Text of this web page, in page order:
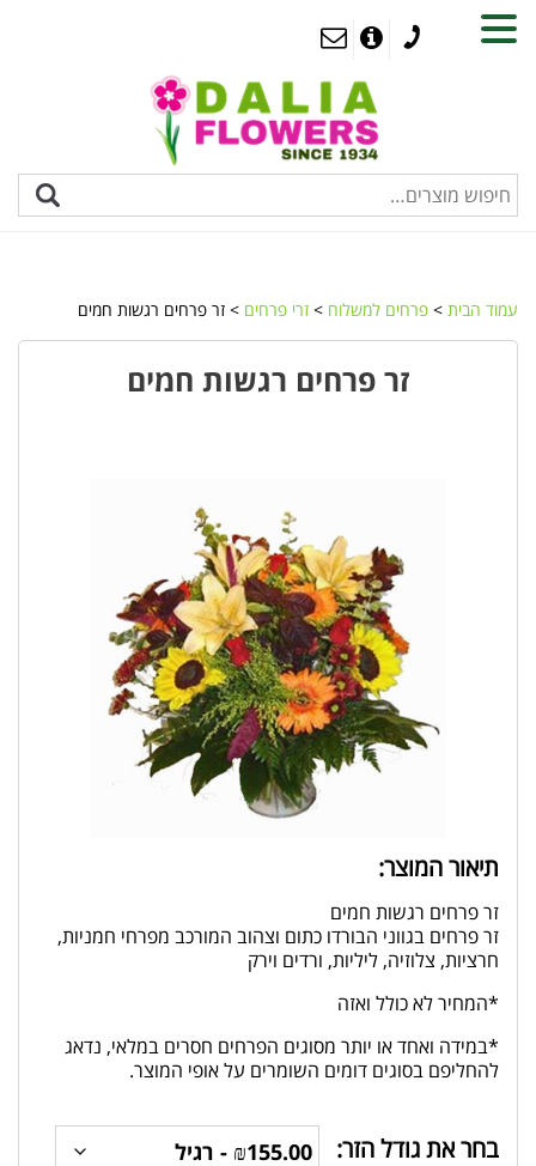
עמוד הבית > פרחים למשלוח > זרי פרחים > זר פרחים רגשות חמים
זר פרחים רגשות חמים
תיאור המוצר:
זר פרחים רגשות חמים
זר פרחים בגווני הבורדו כתום וצהוב המורכב מפרחי חמניות,
חרציות, צלוזיה, ליליות, ורדים וירק
*המחיר לא כולל ואזה
*במידה ואחד או יותר מסוגים הפרחים חסרים במלאי, נדאג
להחליפם בסוגים דומים השומרים על אופי המוצר.
בחר את גודל הזר: